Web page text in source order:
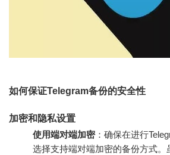
如何保证Telegram备份的安全性
加密和隐私设置
使用端对端加密：确保在进行
选择支持端对端加密的备份方式。